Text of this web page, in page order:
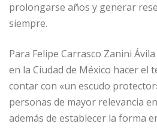
prolongarse años y generar
siempre.
Para Felipe Carrasco Zanini
en la Ciudad de México hacer el
contar con «un escudo
personas de mayor relevancia
además de establecer la forma